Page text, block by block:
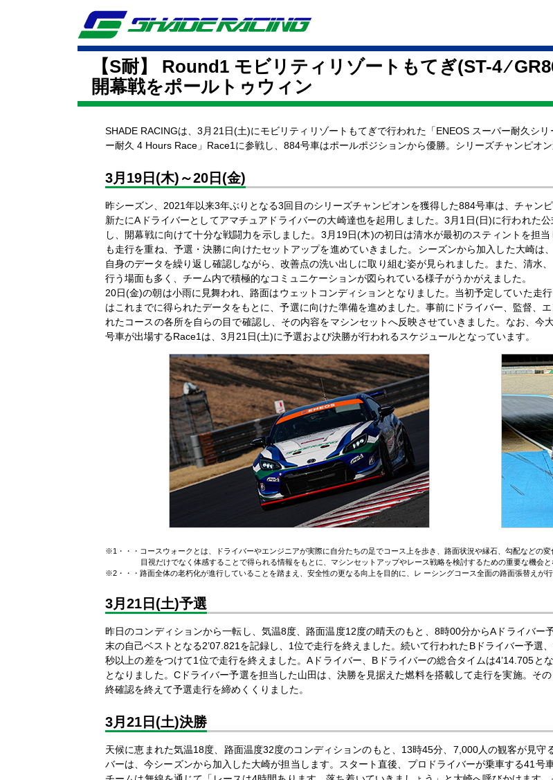
【S耐】 Round1 モビリティリゾートもてぎ(ST-4 ⁄
開幕戦をポールトゥウィン
SHADE RACINGは、3月21日(土)にモビリティリゾートもてぎで行われた「ENEOS スーパー耐久シ
ー耐久 4 Hours Race」Race1に参戦し、884号車はポールポジションから優勝。シリーズチャンピオ
3月19日(木)～20日(金)
昨シーズン、2021年以来3年ぶりとなる3回目のシリーズチャンピオンを獲得した884号車は、チャン
新たにAドライバーとしてアマチュアドライバーの大崎達也を起用しました。3月1日(日)に行われた
し、開幕戦に向けて十分な戦闘力を示しました。3月19日(木)の初日は清水が最初のスティントを担
も走行を重ね、予選・決勝に向けたセットアップを進めていきました。シーズンから加入した大崎
自身のデータを繰り返し確認しながら、改善点の洗い出しに取り組む姿が見られました。また、清水
行う場面も多く、チーム内で積極的なコミュニケーションが図られている様子がうかがえました。
20日(金)の朝は小雨に見舞われ、路面はウェットコンディションとなりました。当初予定していた走
はこれまでに得られたデータをもとに、予選に向けた準備を進めました。事前にドライバー、監督、
れたコースの各所を自らの目で確認し、その内容をマシンセットへ反映させていきました。なお、
号車が出場するRace1は、3月21日(土)に予選および決勝が行われるスケジュールとなっています。
※1 ・・・ コースウォークとは、ドライバーやエンジニアが実際に自分たちの足でコース上を歩き、路面状況や縁石、勾配などの変
目視だけでなく体感することで得られる情報をもとに、マシンセットアップやレース戦略を検討するための重要な機会と
※2 ・・・ 路面全体の老朽化が進行していることを踏まえ、安全性の更なる向上を目的に、レ ーシングコース全面の路面張替えが行
3月21日(土)予選
昨日のコンディションから一転し、気温8度、路面温度12度の晴天のもと、8時00分からAドライバー
末の自己ベストとなる2’07.821を記録し、1位で走行を終えました。続いて行われたBドライバー予選
秒以上の差をつけて1位で走行を終えました。Aドライバー、Bドライバーの総合タイムは4’14.705と
となりました。Cドライバー予選を担当した山田は、決勝を見据えた燃料を搭載して走行を実施。そ
終確認を終えて予選走行を締めくくりました。
3月21日(土)決勝
天候に恵まれた気温18度、路面温度32度のコンディションのもと、13時45分、7,000人の観客が見
バーは、今シーズンから加入した大崎が担当します。スタート直後、プロドライバーが乗車する41号